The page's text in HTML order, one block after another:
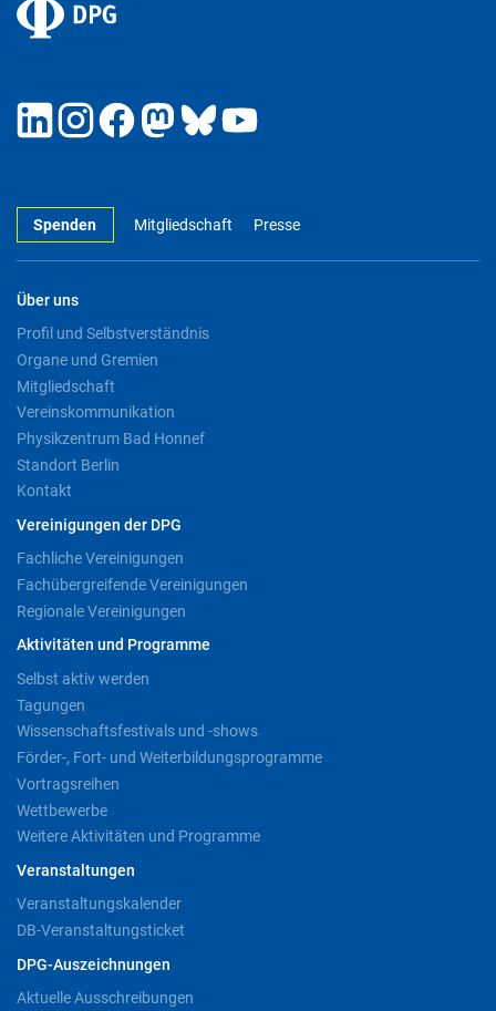
Spenden Mitgliedschaft Presse
Über uns
Profil und Selbstverständnis
Organe und Gremien
Mitgliedschaft
Vereinskommunikation
Physikzentrum Bad Honnef
Standort Berlin
Kontakt
Vereinigungen der DPG
Fachliche Vereinigungen
Fachübergreifende Vereinigungen
Regionale Vereinigungen
Aktivitäten und Programme
Selbst aktiv werden
Tagungen
Wissenschaftsfestivals und -shows
Förder-, Fort- und Weiterbildungsprogramme
Vortragsreihen
Wettbewerbe
Weitere Aktivitäten und Programme
Veranstaltungen
Veranstaltungskalender
DB-Veranstaltungsticket
DPG-Auszeichnungen
Aktuelle Ausschreibungen